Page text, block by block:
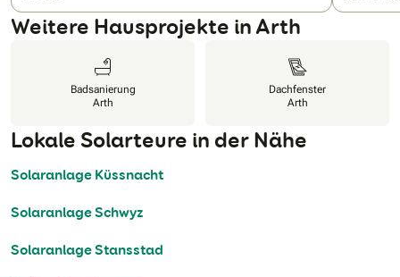
Weitere Hausprojekte in Arth
Badsanierung
Arth
Dachfenster
Arth
Lokale Solarteure in der Nähe
Solaranlage Küssnacht
Solaranlage Schwyz
Solaranlage Stansstad